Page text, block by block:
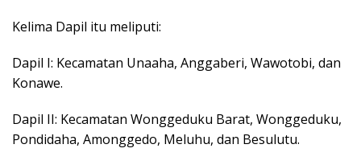
Kelima Dapil itu meliputi:
Dapil I: Kecamatan Unaaha, Anggaberi, Wawotobi, dan
Konawe.
Dapil II: Kecamatan Wonggeduku Barat, Wonggeduku,
Pondidaha, Amonggedo, Meluhu, dan Besulutu.